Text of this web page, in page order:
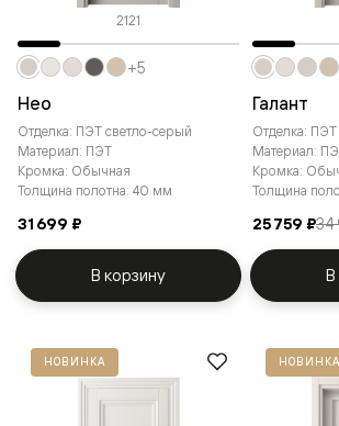
2121
Нео
Отделка: ПЭТ светло-серый
Материал: ПЭТ
Кромка: Обычная
Толщина полотна: 40 мм
31 699 ₽
+5
В корзину
Галант
Отделка:
Материал:
Кромка:
Толщина
25 759 ₽34
В
НОВИНКА НОВИНКА